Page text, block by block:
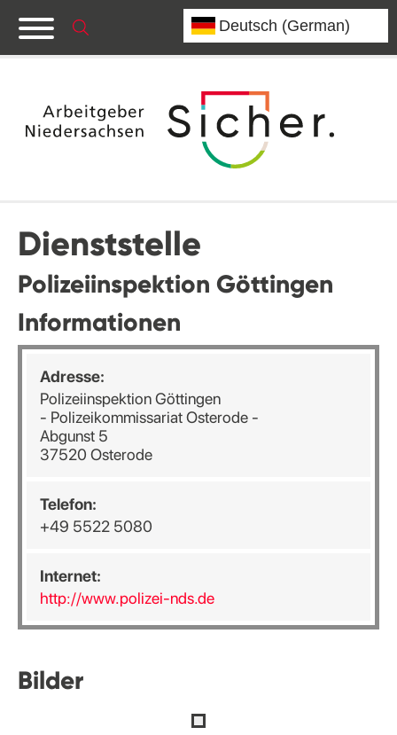
Dienststelle
Polizeiinspektion Göttingen
Informationen
Adresse:
Polizeiinspektion Göttingen
- Polizeikommissariat Osterode -
Abgunst 5
37520 Osterode
Telefon:
+49 5522 5080
Internet:
http://www.polizei-nds.de
Bilder